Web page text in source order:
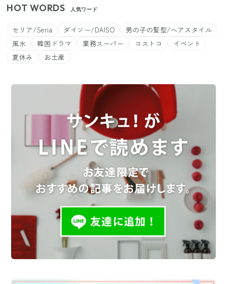
HOT WORDS 人気ワード
セリア/Seria ダイソー/DAISO
男の子の髪型/ヘアスタイル
風水
韓国ドラマ 業務スーパー コストコ
イベント
夏休み
お土産